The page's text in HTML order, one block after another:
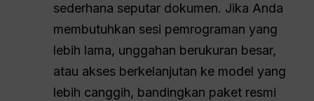
sederhana seputar dokumen. Jika Anda
membutuhkan sesi pemrograman yang
lebih lama, unggahan berukuran besar,
atau akses berkelanjutan ke model yang
lebih canggih, bandingkan paket resmi